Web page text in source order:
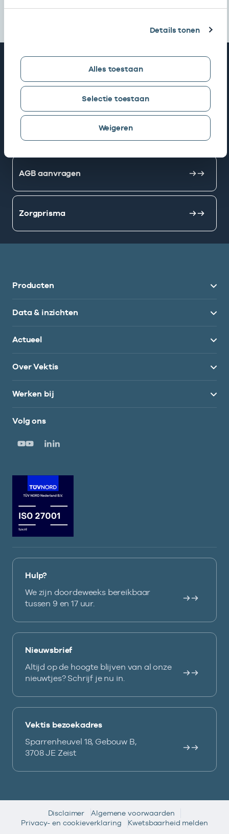
Details tonen
Alles toestaan
Selectie toestaan
Weigeren
Snel naar
AGB zoeken
AGB aanvragen
Zorgprisma
Producten
Data & inzichten
Actueel
Over Vektis
Werken bij
Volg ons
Hulp?
We zijn doordeweeks bereikbaar
tussen 9 en 17 uur.
Nieuwsbrief
Altijd op de hoogte blijven van al onze
nieuwtjes? Schrijf je nu in.
Vektis bezoekadres
Sparrenheuvel 18, Gebouw B,
3708 JE Zeist
Disclaimer
Algemene voorwaarden
Privacy- en cookieverklaring
Kwetsbaarheid melden